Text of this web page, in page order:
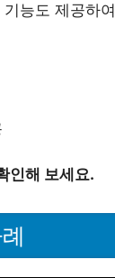
능도 제공하
인해 보세요.